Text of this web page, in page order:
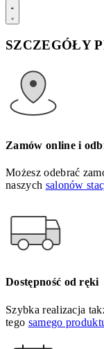
SZCZEGÓŁY
Zamów online i
Możesz odebrać
naszych salonów
Dostępność od ręki
Szybka realizacja
tego samego